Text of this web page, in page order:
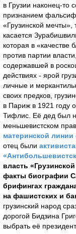
в Грузии наконец-то
признанием
«Грузинской мечты»,
касается
которая в «качестве
против партии
содержавшей в
действиях - ярой
личные и
своих предков,
в Париж в 1921 году
Тифлис. Её дед был
меньшевистском
материнской
отец были
власть
факты биографии
брифингах
на фашистских и
грузинский народ
дорогой Бидзина
выбрать её